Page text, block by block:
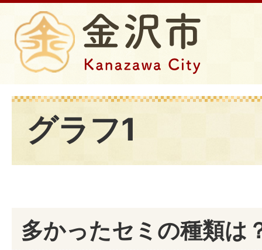
グラフ1
多かったセミの種類は